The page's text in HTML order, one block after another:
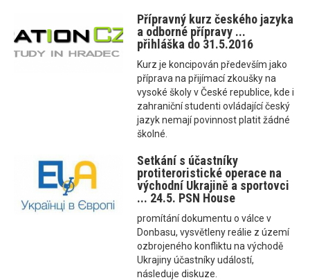
Přípravný kurz českého jazyka
a odborné přípravy ...
přihláška do 31.5.2016
Kurz je koncipován především jako
příprava na přijímací zkoušky na
vysoké školy v České republice, kde i
zahraniční studenti ovládající český
jazyk nemají povinnost platit žádné
školné.
Setkání s účastníky
protiteroristické operace na
východní Ukrajině a sportovci
... 24.5. PSN House
promítání dokumentu o válce v
Donbasu, vysvětleny reálie z území
ozbrojeného konfliktu na východě
Ukrajiny účastníky událostí,
následuje diskuze.